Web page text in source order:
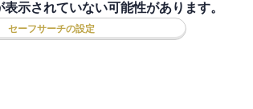
示されていない可能性があります。
セーフサーチの設定